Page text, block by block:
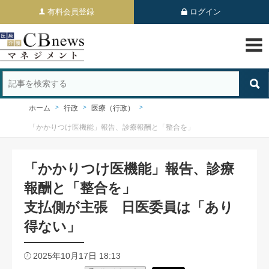
有料会員登録 ログイン
ホーム 行政 医療（行政）
「かかりつけ医機能」報告、診療報酬と「整合を」
「かかりつけ医機能」報告、診療
報酬と「整合を」
支払側が主張 日医委員は「あり
得ない」
2025年10月17日 18:13